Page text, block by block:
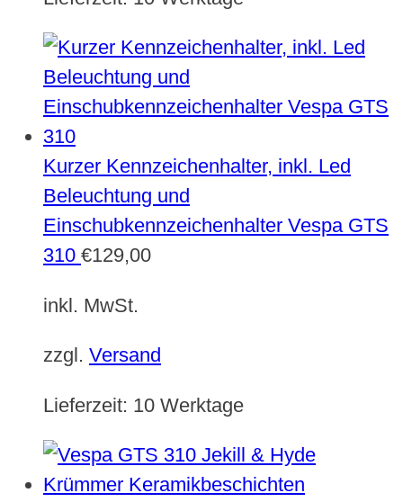
Kurzer Kennzeichenhalter, inkl. Led
Beleuchtung und
Einschubkennzeichenhalter Vespa GTS
310 €129,00
inkl. MwSt.
zzgl. Versand
Lieferzeit: 10 Werktage